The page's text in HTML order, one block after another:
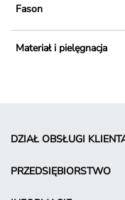
Fason
Materiał i pielęgnacja
DZIAŁ OBSŁUGI
PRZEDSIĘBIORSTWO